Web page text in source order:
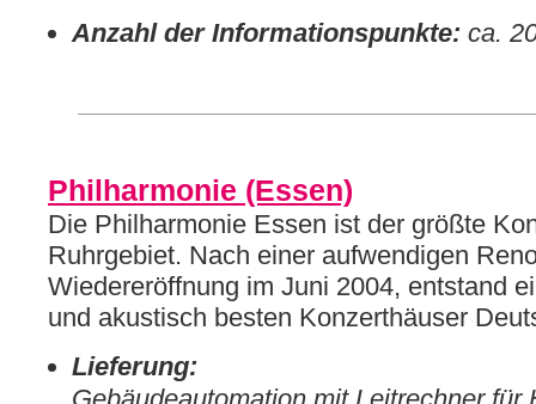
Anzahl der Informationspunkte: ca.
Philharmonie (Essen)
Die Philharmonie Essen ist der größte
Ruhrgebiet. Nach einer aufwendigen
Wiedereröffnung im Juni 2004, entstand
und akustisch besten Konzerthäuser
Lieferung:
Gebäudeautomation mit Leitrechner für